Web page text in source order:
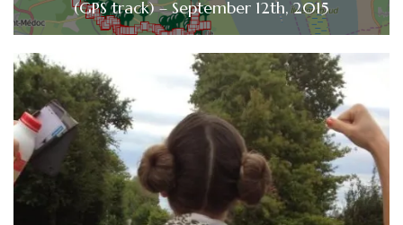
(GPS track) – September 12th, 2015